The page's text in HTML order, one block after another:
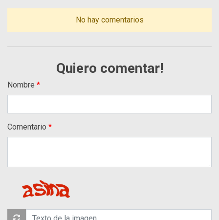
No hay comentarios
Quiero comentar!
Nombre
Comentario